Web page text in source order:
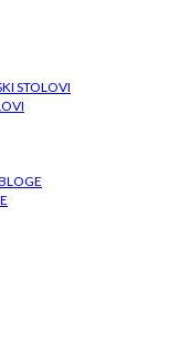
STOLOVI